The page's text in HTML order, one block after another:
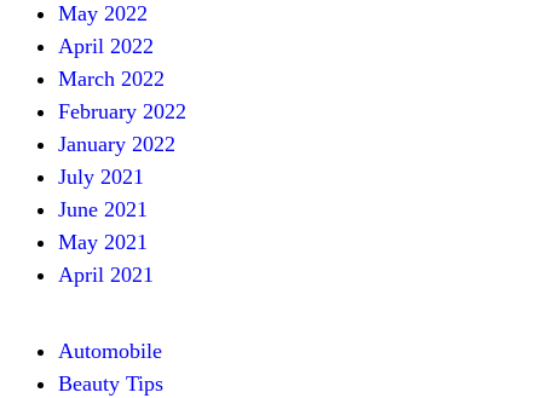
May 2022
April 2022
March 2022
February 2022
January 2022
July 2021
June 2021
May 2021
April 2021
Automobile
Beauty Tips